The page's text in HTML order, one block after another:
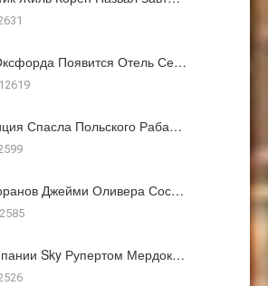
Появится Отель Се…
Спасла Польского Раба…
Джейми Оливера Сос…
Sky Рупертом Мердок…